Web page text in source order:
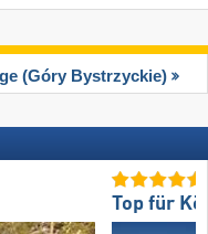
(Góry Bystrzyckie)
Top für